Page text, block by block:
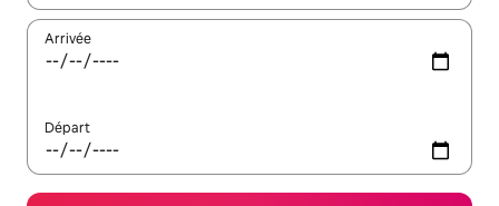
Arrivée
Départ